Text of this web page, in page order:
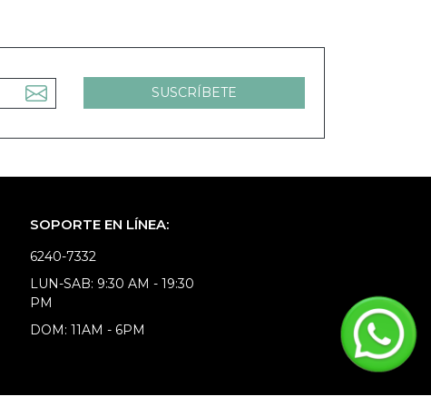
SOPORTE EN LÍNEA:
6240-7332
LUN-SAB: 9:30 AM - 19:30
PM
DOM: 11AM - 6PM